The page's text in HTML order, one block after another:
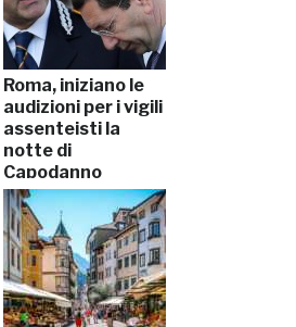
Roma, iniziano le
audizioni per i vigili
assenteisti la
notte di
Capodanno